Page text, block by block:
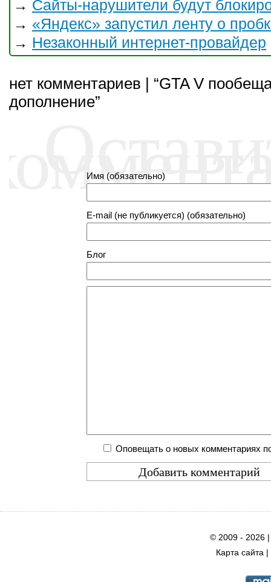
→ Сайты-нарушители будут
→ «Яндекс» запустил ленту о
→ Незаконный интернет-провайдер
нет комментариев | “GTA V
дополнение”
Имя (обязательно)
E-mail (не публикуется) (обязательно)
Блог
Оповещать о новых комментариях
© 2009 - 2026
Карта сайта